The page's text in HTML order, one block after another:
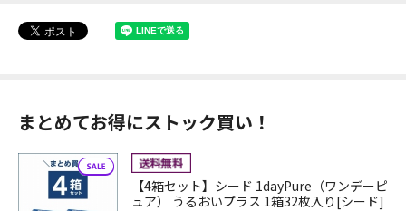
まとめてお得にストック買い！
【4箱セット】シード 1dayPure（ワンデーピ
ュア） うるおいプラス 1箱32枚入り[シード]